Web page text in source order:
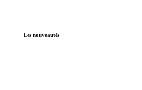
Les nouveautés